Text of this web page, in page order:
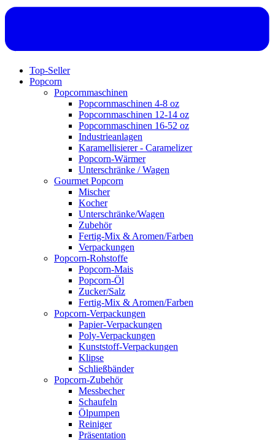
Top-Seller
Popcorn
Popcornmaschinen
Popcornmaschinen 4-8 oz
Popcornmaschinen 12-14 oz
Popcornmaschinen 16-52 oz
Industrieanlagen
Karamellisierer - Caramelizer
Popcorn-Wärmer
Unterschränke / Wagen
Gourmet Popcorn
Mischer
Kocher
Unterschränke/Wagen
Zubehör
Fertig-Mix & Aromen/Farben
Verpackungen
Popcorn-Rohstoffe
Popcorn-Mais
Popcorn-Öl
Zucker/Salz
Fertig-Mix & Aromen/Farben
Popcorn-Verpackungen
Papier-Verpackungen
Poly-Verpackungen
Kunststoff-Verpackungen
Klipse
Schließbänder
Popcorn-Zubehör
Messbecher
Schaufeln
Ölpumpen
Reiniger
Präsentation